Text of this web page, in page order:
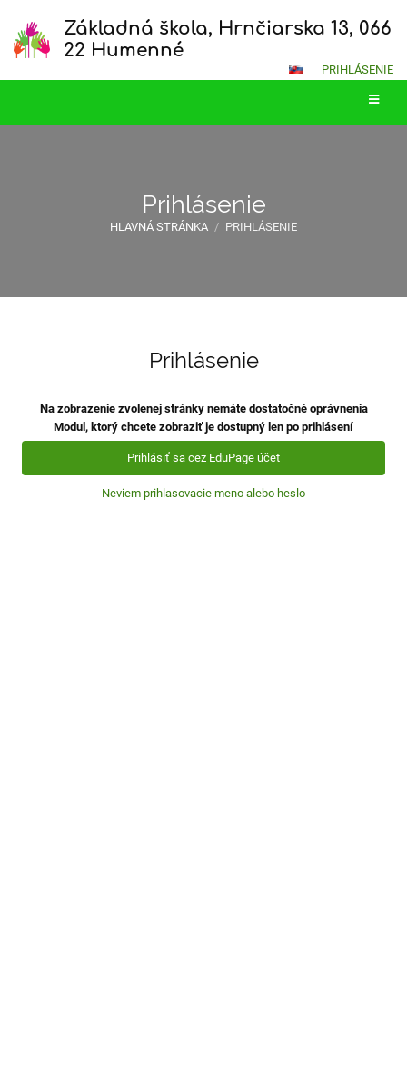
Základná škola, Hrnčiarska 13, 066
22 Humenné
PRIHLÁSENIE
Prihlásenie
HLAVNÁ STRÁNKA / PRIHLÁSENIE
Prihlásenie
Na zobrazenie zvolenej stránky nemáte dostatočné oprávnenia
Modul, ktorý chcete zobraziť je dostupný len po prihlásení
Prihlásiť sa cez EduPage účet
Neviem prihlasovacie meno alebo heslo